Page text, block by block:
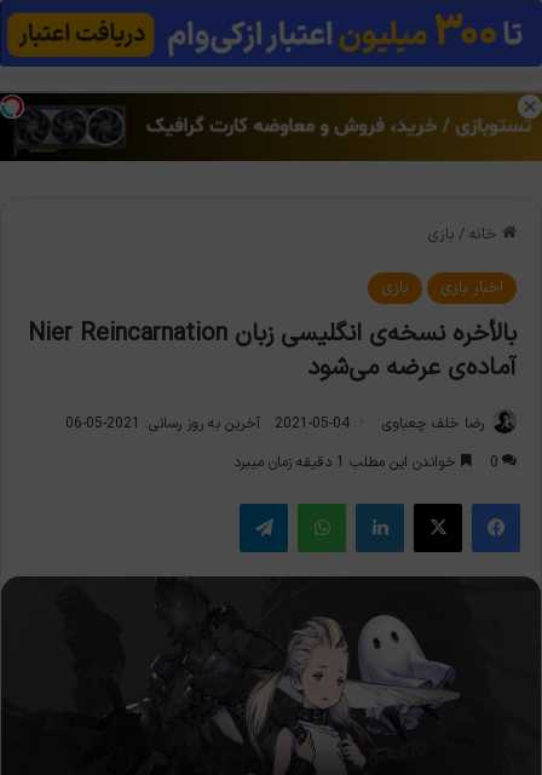
منو
خانه / بازی
اخبار بازی بازی
بالأخره نسخه‌ی انگلیسی زبان Nier Reincarnation
آماده‌ی عرضه می‌شود
رضا خلف چعباوی 2021-05-04
آخرین به روز رسانی: 2021-05-06
0
خواندن این مطلب 1 دقیقه زمان میبرد
فیس بوک X لینکدین واتس آپ تلگرام